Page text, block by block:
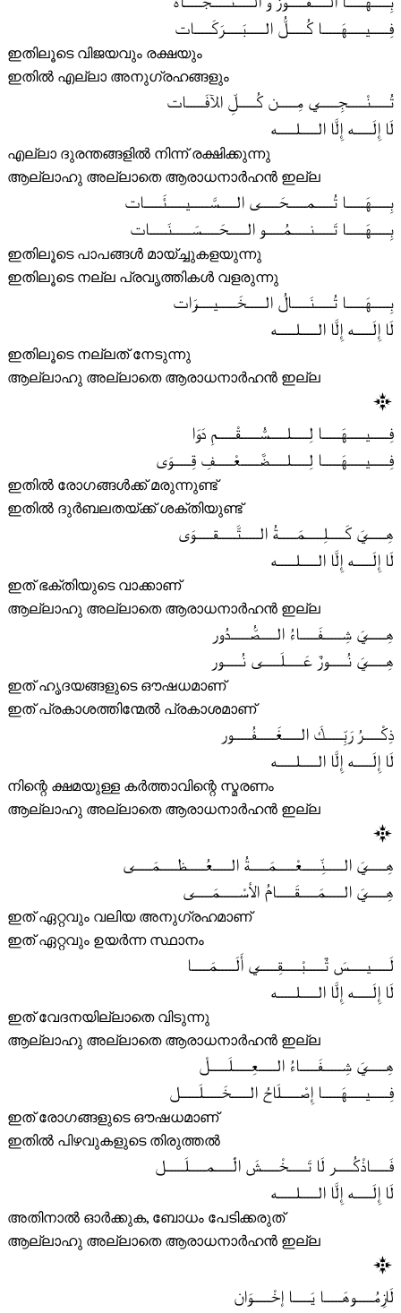
فِـــــيـــــهَـــــا كُـــــلُّ الـــــبَـــــرَكَـــــات
ഇതിലൂടെ വിജയവും രക്ഷയും
ഇതിൽ എല്ലാ അനുഗ്രഹങ്ങളും
تُـــــنْـــــجِـــــي مِـــــن كُـــــلِّ الآفَـــــات
لَا إِلَـــــه إِلَّا الـــــلـــــه
എല്ലാ ദുരന്തങ്ങളിൽ നിന്ന് രക്ഷിക്കുന്നു
ആല്ലാഹു അല്ലാതെ ആരാധനാർഹൻ ഇല്ല
بِـــــهَـــــا تُـــــمـــــحَـــــى الـــــسَّـــــيـــــئَـــــات
بِـــــهَـــــا تَـــــنـــــمُـــــو الـــــحَـــــسَـــــنَـــــات
ഇതിലൂടെ പാപങ്ങൾ മായ്ച്ചുകളയുന്നു
ഇതിലൂടെ നല്ല പ്രവൃത്തികൾ വളരുന്നു
بِـــــهَـــــا تُـــــنَـــــالُ الـــــخَـــــيـــــرَات
لَا إِلَـــــه إِلَّا الـــــلـــــه
ഇതിലൂടെ നല്ലത് നേടുന്നു
ആല്ലാഹു അല്ലാതെ ആരാധനാർഹൻ ഇല്ല
فِـــــيـــــهَـــــا لِـــــلـــــسُّـــــقْـــــمِ دَوَا
فِـــــيـــــهَـــــا لِـــــلـــــضَّـــــعْـــــفِ قِـــــوَى
ഇതിൽ രോഗങ്ങൾക്ക് മരുന്നുണ്ട്
ഇതിൽ ദുർബലതയ്ക്ക് ശക്തിയുണ്ട്
هِـــــيَ كَـــــلِـــــمَـــــةُ الـــــتَّـــــقـــــوَى
لَا إِلَـــــه إِلَّا الـــــلـــــه
ഇത് ഭക്തിയുടെ വാക്കാണ്
ആല്ലാഹു അല്ലാതെ ആരാധനാർഹൻ ഇല്ല
هِـــــيَ شِـــــفَـــــاءُ الـــــصُّـــــدُور
هِـــــيَ نُـــــورٌ عَـــــلَـــــى نُـــــور
ഇത് ഹൃദയങ്ങളുടെ ഔഷധമാണ്
ഇത് പ്രകാശത്തിന്മേൽ പ്രകാശമാണ്
ذِكْـــــرُ رَبِّـــــكَ الـــــغَـــــفُـــــور
لَا إِلَـــــه إِلَّا الـــــلـــــه
നിന്റെ ക്ഷമയുള്ള കർത്താവിന്റെ സ്മരണം
ആല്ലാഹു അല്ലാതെ ആരാധനാർഹൻ ഇല്ല
هِـــــيَ الـــــنِّـــــعْـــــمَـــــةُ الـــــعُـــــظـــــمَـــــى
هِـــــيَ الـــــمَـــــقَـــــامُ الأسْـــــمَـــــى
ഇത് ഏറ്റവും വലിയ അനുഗ്രഹമാണ്
ഇത് ഏറ്റവും ഉയർന്ന സ്ഥാനം
لَـــــيـــــسَ تٌـــــبْـــــقِـــــي أَلَـــــمَـــــا
لَا إِلَـــــه إِلَّا الـــــلـــــه
ഇത് വേദനയില്ലാതെ വിടുന്നു
ആല്ലാഹു അല്ലാതെ ആരാധനാർഹൻ ഇല്ല
هِـــــيَ شِـــــفَـــــاءُ الـــــعِـــــلَـــــلْ
فِـــــيـــــهَـــــا إِصْـــــلَاحُ الـــــخَـــــلَـــــل
ഇത് രോഗങ്ങളുടെ ഔഷധമാണ്
ഇതിൽ പിഴവുകളുടെ തിരുത്തൽ
فَـــــاذْكُـــــر لَا تَـــــخْـــــشَ الَْـــــمـــــلَـــــل
لَا إِلَـــــه إِلَّا الـــــلـــــه
അതിനാൽ ഓർക്കുക, ബോധം പേടിക്കരുത്
ആല്ലാഹു അല്ലാതെ ആരാധനാർഹൻ ഇല്ല
لَازِمُـــــوهَـــــا يَـــــا إخْـــــوَان